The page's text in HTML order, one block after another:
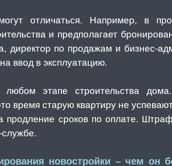
отличаться. Например, в
и предполагает
директор по продажам и бизнес-
ввод в эксплуатацию.
этапе строительства
время старую квартиру не
сроков по оплате.
службе.
новостройки – чем